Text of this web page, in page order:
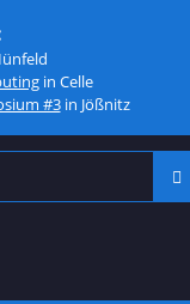
in Celle
#3in Jößnitz